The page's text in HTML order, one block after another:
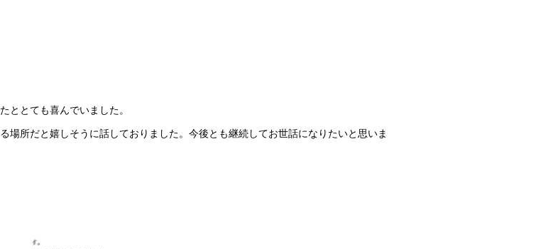
ととても喜んでいました。
場所だと嬉しそうに話しておりました。今後とも継続してお世話になりたいと思いま